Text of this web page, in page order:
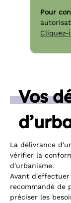
Pour
Cliquez-
Vos
La délivrance
vérifier la
d'urbanisme.
Avant
recommandé de
préciser les